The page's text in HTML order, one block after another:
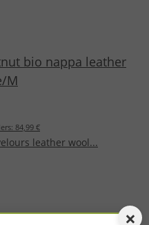
bio nappa leather
M
84,99 €
×